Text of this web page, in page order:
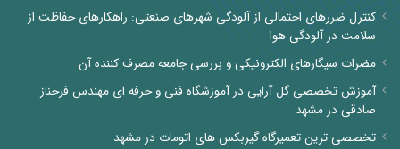
کنترل ضررهای احتمالی از آلودگی شهرهای صنعتی: راهکارهای حفاظت از
سلامت در آلودگی هوا
مضرات سیگارهای الکترونیکی و بررسی جامعه مصرف کننده آن
آموزش تخصصی گل آرایی در آموزشگاه فنی و حرفه ای مهندس فرحناز
صادقی در مشهد
تخصصی ترین تعمیرگاه گیربکس های اتومات در مشهد